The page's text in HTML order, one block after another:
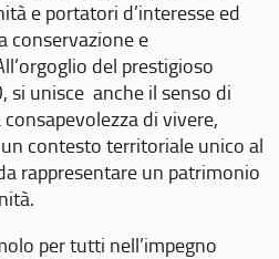
e portatori d’interesse ed
conservazione e
del prestigioso
si unisce anche il senso di
di vivere,
contesto territoriale unico al
rappresentare un patrimonio
per tutti nell’impegno